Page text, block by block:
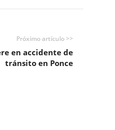
Próximo artículo >>
en accidente de
tránsito en Ponce